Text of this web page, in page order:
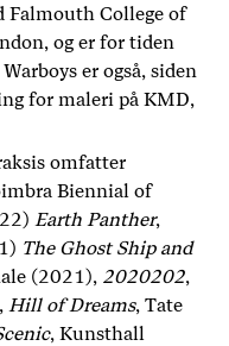
Falmouth College of
og er for tiden
er også, siden
for maleri på KMD,
omfatter
Biennial of
Earth Panther,
The Ghost Ship and
(2021), 2020202,
Hill of Dreams, Tate
, Kunsthall